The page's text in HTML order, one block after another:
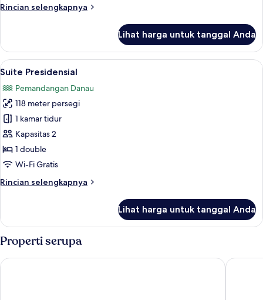
Rincian selengkapnya
Rincian
Suite
Deluks
Lihat harga untuk tanggal Anda
Lihat
semua
foto
untuk
Suite
Presidensial
Suite Presidensial | Brankas, meja
4
Suite Presidensial
Pemandangan Danau
118 meter persegi
1 kamar tidur
Kapasitas 2
1 double
Wi-Fi Gratis
Rincian selengkapnya
Rincian
Suite
Lihat harga untuk tanggal Anda
Properti serupa
Hilton Birmingham Metropole The